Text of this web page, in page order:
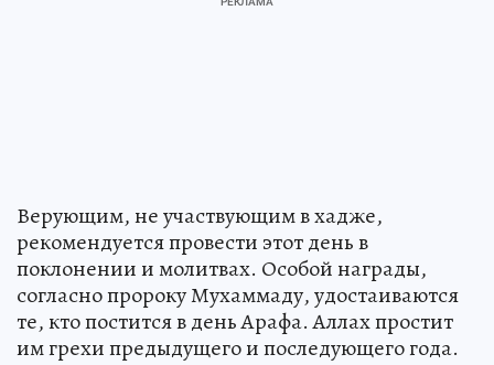
Верующим, не участвующим в хадже,
рекомендуется провести этот день в
поклонении и молитвах. Особой награды,
согласно пророку Мухаммаду, удостаиваются
те, кто постится в день Арафа. Аллах простит
им грехи предыдущего и последующего года.